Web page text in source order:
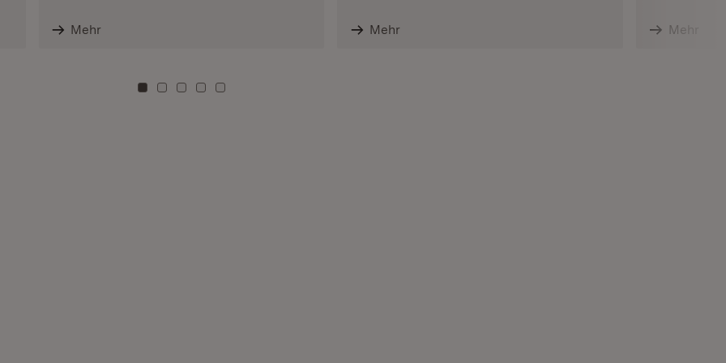
Mehr Mehr Mehr
Zu Kachel: 0
Zu Kachel: 3
Zu Kachel: 6
Zu Kachel: 9
Zu Kachel: 12